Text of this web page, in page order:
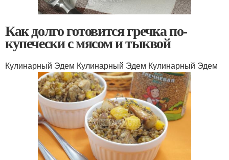
Как долго готовится гречка по-
купечески с мясом и тыквой
Кулинарный Эдем Кулинарный Эдем Кулинарный Эдем